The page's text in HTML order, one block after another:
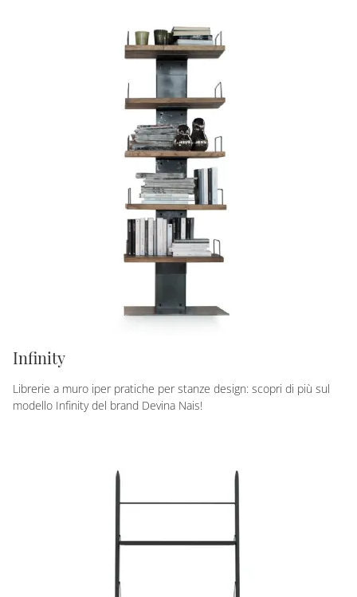
Infinity
Librerie a muro iper pratiche per stanze design: scopri di più sul
modello Infinity del brand Devina Nais!